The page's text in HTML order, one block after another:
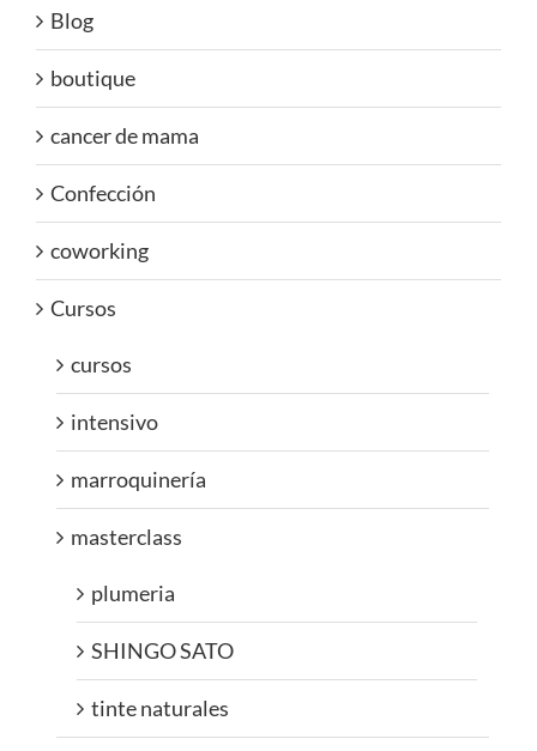
Blog
boutique
cancer de mama
Confección
coworking
Cursos
cursos
intensivo
marroquinería
masterclass
plumeria
SHINGO SATO
tinte naturales